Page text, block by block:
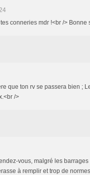
conneries mdr !<br /> Bonne
que ton rv se passera bien ;
/>
vous, malgré les
à remplir et trop de